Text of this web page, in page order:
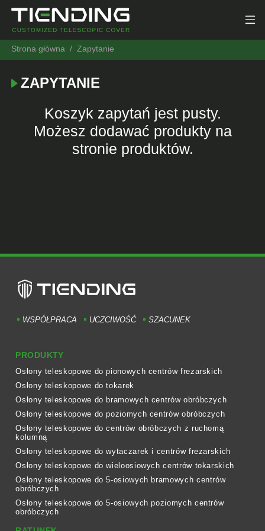
Strona główna Zapytanie
ZAPYTANIE
Koszyk zapytań jest pusty.
Możesz dodawać produkty na
stronie produktów.
WSPÓŁPRACA UCZCIWOŚĆ SZACUNEK
PRODUKTY
Osłony teleskopowe do pionowych centrów frezarskich
Osłony teleskopowe do tokarek
Osłony teleskopowe do bramowych centrów obróbczych
Osłony teleskopowe do poziomych centrów obróbczych
Osłony teleskopowe do centrów obróbczych z ruchomą
kolumną
Osłony teleskopowe do wytaczarek i centrów frezarskich
Osłony teleskopowe do wieloosiowych centrów tokarskich
Osłony teleskopowe do 5-osiowych bramowych centrów
obróbczych
Osłony teleskopowe do 5-osiowych poziomych centrów
obróbczych